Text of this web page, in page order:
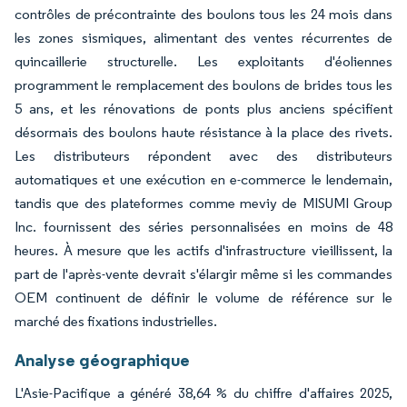
contrôles de précontrainte des boulons tous les 24 mois dans
les zones sismiques, alimentant des ventes récurrentes de
quincaillerie structurelle. Les exploitants d'éoliennes
programment le remplacement des boulons de brides tous les
5 ans, et les rénovations de ponts plus anciens spécifient
désormais des boulons haute résistance à la place des rivets.
Les distributeurs répondent avec des distributeurs
automatiques et une exécution en e-commerce le lendemain,
tandis que des plateformes comme meviy de MISUMI Group
Inc. fournissent des séries personnalisées en moins de 48
heures. À mesure que les actifs d'infrastructure vieillissent, la
part de l'après-vente devrait s'élargir même si les commandes
OEM continuent de définir le volume de référence sur le
marché des fixations industrielles.
Analyse géographique
L'Asie-Pacifique a généré 38,64 % du chiffre d'affaires 2025,